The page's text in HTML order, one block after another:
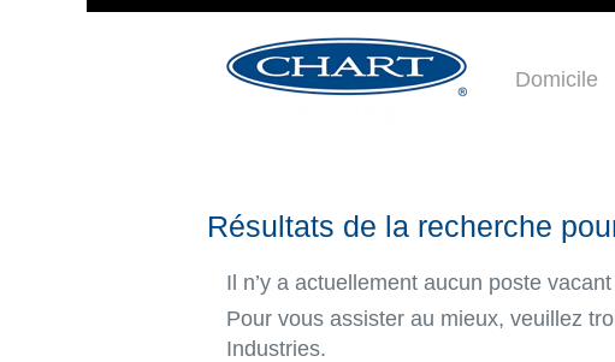
Domicile
Résultats de la recherche
Il n’y a actuellement aucun poste
Pour vous assister au mieux, veuillez
Industries.